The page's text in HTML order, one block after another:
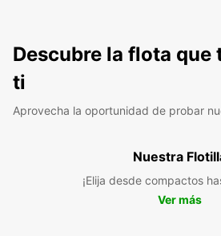
Descubre la flota que
ti
Aprovecha la oportunidad de probar
Nuestra
¡Elija desde compactos
Ver más